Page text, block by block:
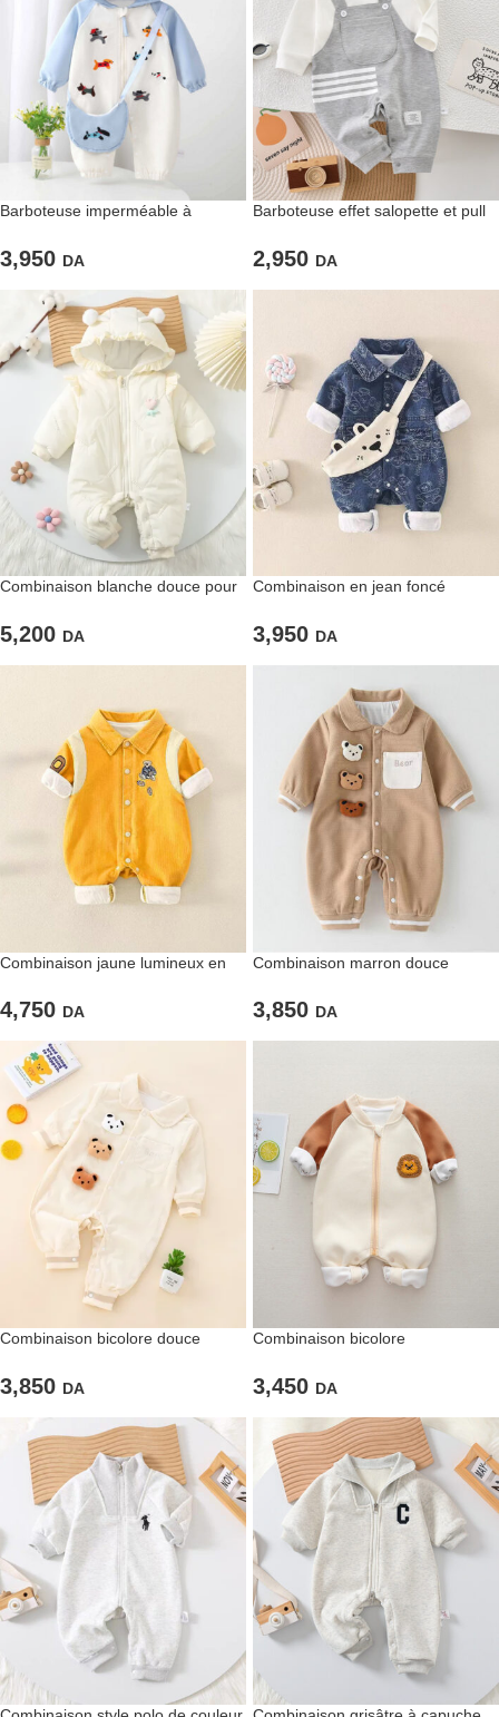
Barboteuse imperméable à
colorés »
3,950 DA
Barboteuse effet salopette et pull
2,950 DA
Combinaison blanche douce pour
5,200 DA
Combinaison en jean foncé
« sacoche »
3,950 DA
Combinaison jaune lumineux en
4,750 DA
Combinaison marron douce
3,850 DA
Combinaison bicolore douce
3,850 DA
Combinaison bicolore
3,450 DA